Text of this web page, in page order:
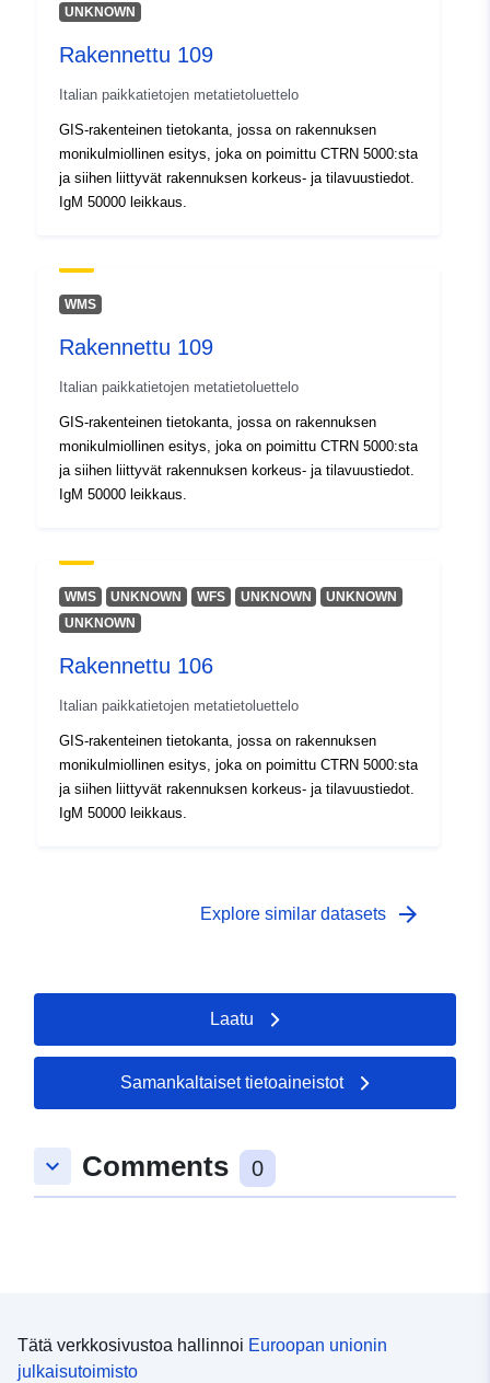
Tunnisteet:
m7701-cc-i9823
UNKNOWN
Rakennettu 109
Italian paikkatietojen metatietoluettelo
GIS-rakenteinen tietokanta, jossa on rakennuksen
monikulmiollinen esitys, joka on poimittu CTRN 5000:sta
ja siihen liittyvät rakennuksen korkeus- ja tilavuustiedot.
IgM 50000 leikkaus.
WMS
Rakennettu 109
Italian paikkatietojen metatietoluettelo
GIS-rakenteinen tietokanta, jossa on rakennuksen
monikulmiollinen esitys, joka on poimittu CTRN 5000:sta
ja siihen liittyvät rakennuksen korkeus- ja tilavuustiedot.
IgM 50000 leikkaus.
WMS UNKNOWN WFS UNKNOWN
UNKNOWN
UNKNOWN
Rakennettu 106
Italian paikkatietojen metatietoluettelo
GIS-rakenteinen tietokanta, jossa on rakennuksen
monikulmiollinen esitys, joka on poimittu CTRN 5000:sta
ja siihen liittyvät rakennuksen korkeus- ja tilavuustiedot.
IgM 50000 leikkaus.
Explore similar datasets arrow_forward
Laatu
Samankaltaiset tietoaineistot
keyboard_arrow_down Comments 0
Tätä verkkosivustoa hallinnoi Euroopan unionin
julkaisutoimisto